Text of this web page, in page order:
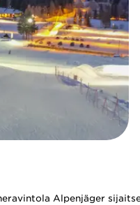
Alpenjäger